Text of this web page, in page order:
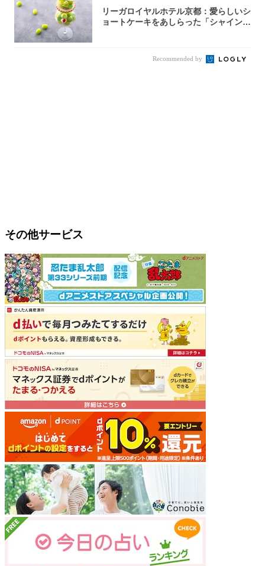
リーガロイヤルホテル京都：愛らしいシ
ョートケーキをあしらった「シャインマ
Recommended by
その他サービス